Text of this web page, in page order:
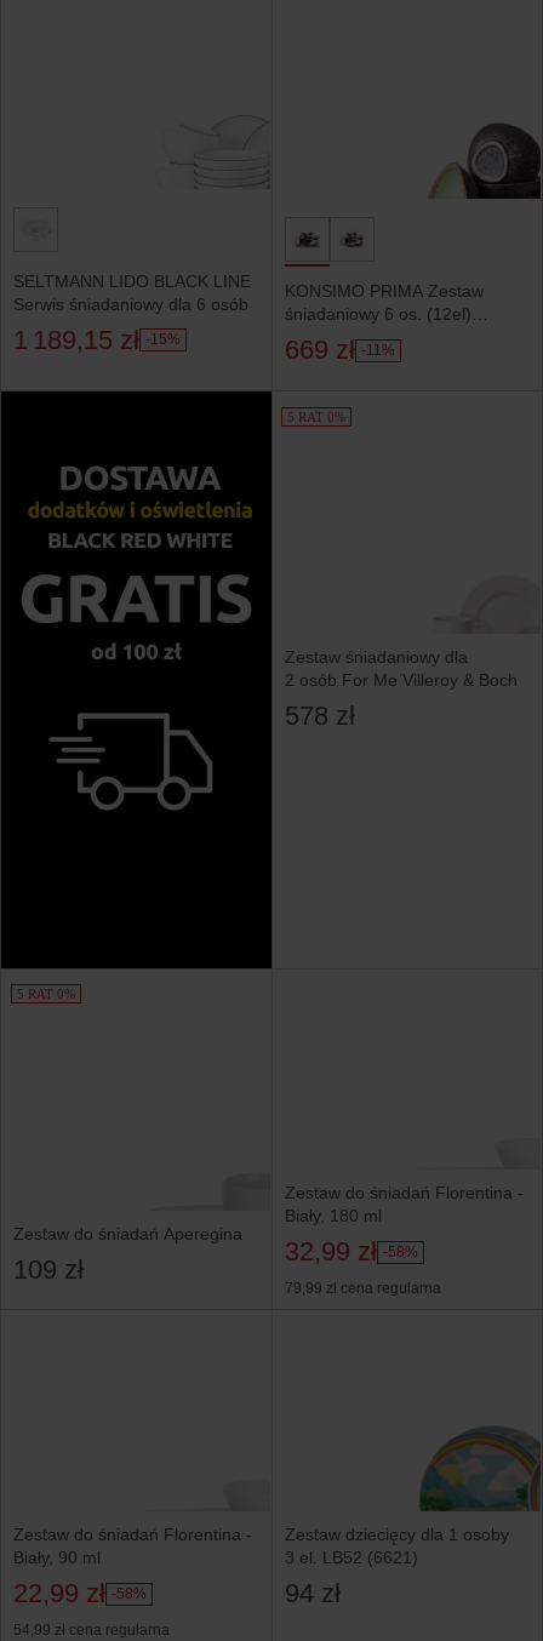
SELTMANN LIDO BLACK LINE
Serwis śniadaniowy dla 6 osób
1 189,15 zł -15%
KONSIMO PRIMA Zestaw
śniadaniowy 6 os. (12el)
unikatowe elementy szałwiowy
669 zł -11%
5 RAT 0%
Zestaw śniadaniowy dla
2 osób For Me Villeroy & Boch
578 zł
5 RAT 0%
Zestaw do śniadań Aperegina
109 zł
Zestaw do śniadań Florentina -
Biały, 180 ml
32,99 zł -58%
79,99 zł cena regularna
Zestaw do śniadań Florentina -
Biały, 90 ml
22,99 zł -58%
54,99 zł cena regularna
Zestaw dziecięcy dla 1 osoby
3 el. LB52 (6621)
94 zł